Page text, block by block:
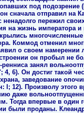
под подозрение
сначала отправил на
ненадолго пережил
на жизнь императора
Коммод отменил
о своем намерении
он пробыл не
ренниса занял
4, 6). Он достиг такой
заведование
I; 12). Произволу этого
даже
Тогда впервые в один
были проданы.